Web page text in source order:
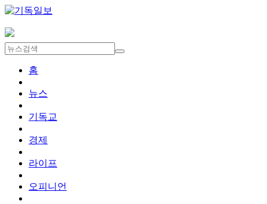
홈
뉴스
기독교
경제
라이프
오피니언